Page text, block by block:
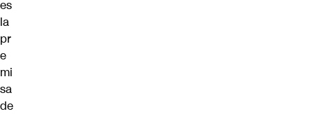
es
la
pr
e
mi
sa
de